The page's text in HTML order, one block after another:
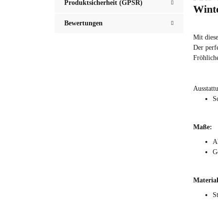
Produktsicherheit (GPSR)
Bewertungen
Mit
Der
Maße: